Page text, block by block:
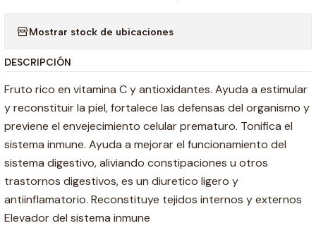
Mostrar stock de ubicaciones
DESCRIPCIÓN
Fruto rico en vitamina C y antioxidantes. Ayuda a estimular
y reconstituir la piel, fortalece las defensas del organismo y
previene el envejecimiento celular prematuro. Tonifica el
sistema inmune. Ayuda a mejorar el funcionamiento del
sistema digestivo, aliviando constipaciones u otros
trastornos digestivos, es un diuretico ligero y
antiinflamatorio. Reconstituye tejidos internos y externos
Elevador del sistema inmune